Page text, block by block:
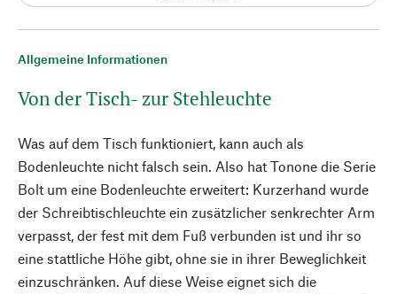
Allgemeine Informationen
Von der Tisch- zur Stehleuchte
Was auf dem Tisch funktioniert, kann auch als
Bodenleuchte nicht falsch sein. Also hat Tonone die Serie
Bolt um eine Bodenleuchte erweitert: Kurzerhand wurde
der Schreibtischleuchte ein zusätzlicher senkrechter Arm
verpasst, der fest mit dem Fuß verbunden ist und ihr so
eine stattliche Höhe gibt, ohne sie in ihrer Beweglichkeit
einzuschränken. Auf diese Weise eignet sich die